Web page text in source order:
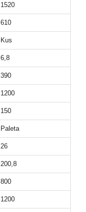
1520
610
Kus
6,8
390
1200
150
Paleta
26
200,8
800
1200